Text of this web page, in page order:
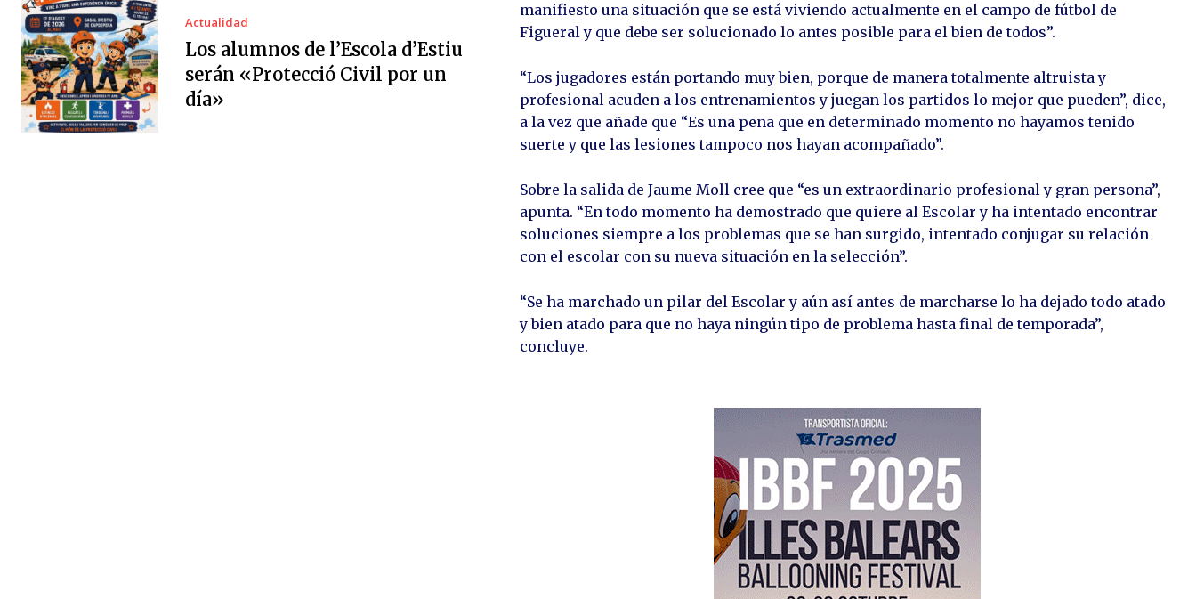
Actualidad
Los alumnos de l’Escola d’Estiu
serán «Protecció Civil por un
día»
manifiesto una situación que se está viviendo actualmente en el campo de fútbol de
Figueral y que debe ser solucionado lo antes posible para el bien de todos”.
“Los jugadores están portando muy bien, porque de manera totalmente altruista y
profesional acuden a los entrenamientos y juegan los partidos lo mejor que pueden”, dice,
a la vez que añade que “Es una pena que en determinado momento no hayamos tenido
suerte y que las lesiones tampoco nos hayan acompañado”.
Sobre la salida de Jaume Moll cree que “es un extraordinario profesional y gran persona”,
apunta. “En todo momento ha demostrado que quiere al Escolar y ha intentado encontrar
soluciones siempre a los problemas que se han surgido, intentado conjugar su relación
con el escolar con su nueva situación en la selección”.
“Se ha marchado un pilar del Escolar y aún así antes de marcharse lo ha dejado todo atado
y bien atado para que no haya ningún tipo de problema hasta final de temporada”,
concluye.